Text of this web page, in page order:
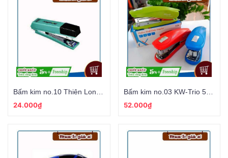
24.000₫
Bấm kim no.03 KW-Trio 5566 - 25 tờ
52.000₫